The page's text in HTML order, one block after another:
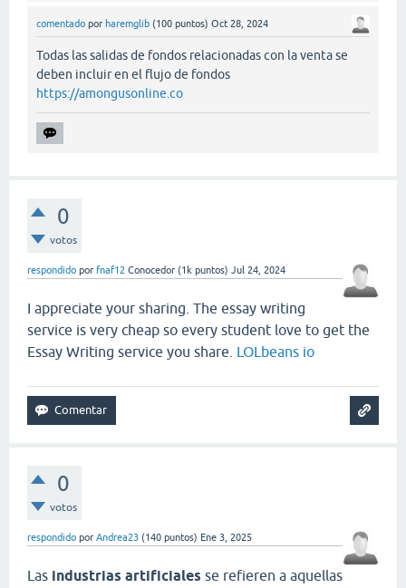
comentado por haremglib (100 puntos) Oct 28, 2024
Todas las salidas de fondos relacionadas con la venta se
deben incluir en el flujo de fondos
https://amongusonline.co
0
votos
respondido por fnaf12 Conocedor (1k puntos) Jul 24, 2024
I appreciate your sharing. The essay writing
service is very cheap so every student love to get the
Essay Writing service you share. LOLbeans io
0
votos
respondido por Andrea23 (140 puntos) Ene 3, 2025
Las industrias artificiales se refieren a aquellas